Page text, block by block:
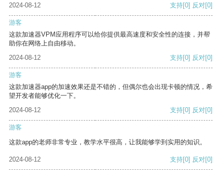
2024-08-12
支持[0] 反对[0]
游客
这款加速器VPM应用程序可以给你提供最高速度和安全性的连接，并帮
助你在网络上自由移动。
2024-08-12
支持[0] 反对[0]
游客
这款加速器app的加速效果还是不错的，但偶尔也会出现卡顿的情况，希
望开发者能够优化一下。
2024-08-12
支持[0] 反对[0]
游客
这款app的老师非常专业，教学水平很高，让我能够学到实用的知识。
2024-08-12 支持[0] 反对[0]